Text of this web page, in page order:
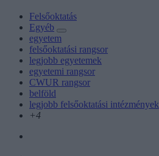
Felsőoktatás
Egyéb
egyetem
felsőoktatási rangsor
legjobb egyetemek
egyetemi rangsor
CWUR rangsor
belföld
legjobb felsőoktatási intézmények
+4